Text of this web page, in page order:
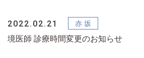
2022.02.21
境医師 診療時間変更のお知らせ